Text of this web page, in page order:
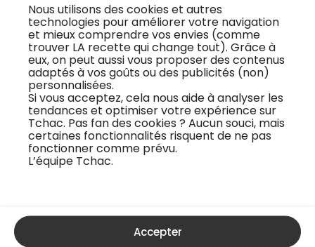
Nous utilisons des cookies et autres
technologies pour améliorer votre navigation
et mieux comprendre vos envies (comme
trouver LA recette qui change tout). Grâce à
eux, on peut aussi vous proposer des contenus
adaptés à vos goûts ou des publicités (non)
personnalisées.
Si vous acceptez, cela nous aide à analyser les
tendances et optimiser votre expérience sur
Tchac. Pas fan des cookies ? Aucun souci, mais
certaines fonctionnalités risquent de ne pas
fonctionner comme prévu.
L’équipe Tchac.
Accepter
Si vous êtes déjà abonné à Régal, vous avez reçu
un code à activer par mail le XXX. Si vous avez
pris un abonnement après cette date, vous avez
reçu le code d’activation dans le mail de
confirmation de votre abonnement. N’hésitez
pas à envoyer un mail a xxx@xxx si vous ne
retrouvez pas ce code.
🍳 Découvrez TCHAC, la 1ère